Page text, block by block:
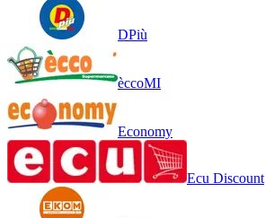
DPiù
èccoMI
Economy
Ecu Discount